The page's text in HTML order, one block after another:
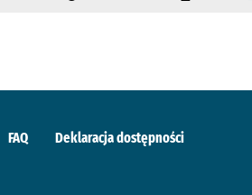
FAQ Deklaracja dostępności